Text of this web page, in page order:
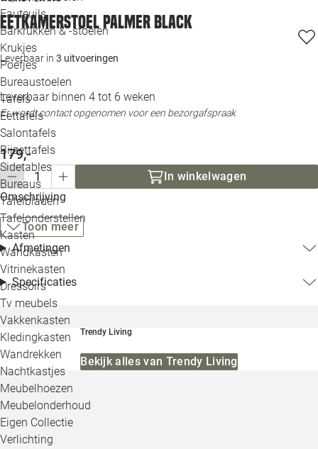
Fauteuils
Barkrukken & -stoelen
Krukjes
Poefjes
Bureaustoelen
Tafels
Eettafels
Salontafels
Bijzettafels
Sidetables
Bureaus
Tafelbladen
Tafelonderstellen
Kasten
Wandkasten
Vitrinekasten
Dressoirs
Tv meubels
Vakkenkasten
Kledingkasten
Wandrekken
Nachtkastjes
Meubelhoezen
Meubelonderhoud
Eigen Collectie
Verlichting
Eetkamerstoel Palmer black
Leverbaar in 3 uitvoeringen
Leverbaar binnen 4 tot 6 weken
Er wordt contact opgenomen voor een bezorgafspraak
179,-
In winkelwagen
Omschrijving
Toon meer
Afmetingen
Specificaties
Trendy Living
Bekijk alles van Trendy Living